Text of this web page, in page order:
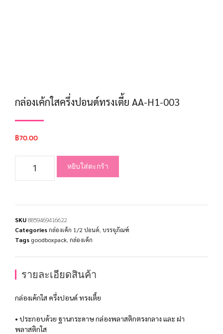
กล่องเค้กใสครึ่งปอนด์ทรงเตี้ย AA-H1-003
฿70.00
หยิบใส่ตะกร้า
SKU8859469416622
Categoriesกล่องเค้ก 1/2 ปอนด์ บรรจุภัณฑ์
Tags goodboxpack กล่องเค้ก
รายละเอียดสินค้า
กล่องเค้กใส ครึ่งปอนด์ ทรงเตี้ย
• ประกอบด้วย ฐานกระดาษ กล่องพลาสติกตรงกลาง และ ฝา
พลาสติกใส